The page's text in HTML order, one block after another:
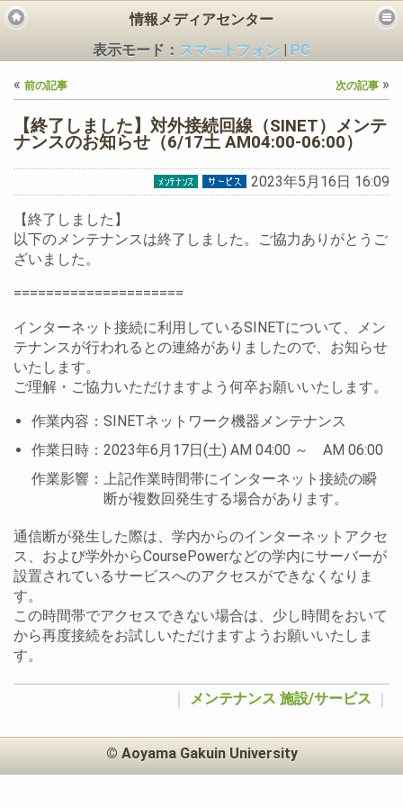
情報メディアセンター
表示モード： スマートフォン
PC
« 前の記事 次の記事 »
【終了しました】対外接続回線（SINET）メンテ
ナンスのお知らせ（6/17土 AM04:00-06:00）
2023年5月16日 16:09
【終了しました】
以下のメンテナンスは終了しました。ご協力ありがとうご
ざいました。
=====================
インターネット接続に利用しているSINETについて、メン
テナンスが行われるとの連絡がありましたので、お知らせ
いたします。
ご理解・ご協力いただけますよう何卒お願いいたします。
作業内容：SINETネットワーク機器メンテナンス
作業日時：2023年6月17日(土) AM 04:00 ～ AM 06:00
作業影響：上記作業時間帯にインターネット接続の瞬
断が複数回発生する場合があります。
通信断が発生した際は、学内からのインターネットアクセ
ス、および学外からCoursePowerなどの学内にサーバーが
設置されているサービスへのアクセスができなくなりま
す。
この時間帯でアクセスできない場合は、少し時間をおいて
から再度接続をお試しいただけますようお願いいたしま
す。
メンテナンス 施設/サービス
© Aoyama Gakuin University